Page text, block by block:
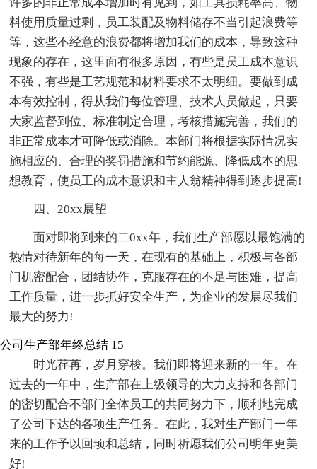
料使用质量过剩，员工装配及物料储存不当引起浪费等
等，这些不经意的浪费都将增加我们的成本，导致这种
现象的存在，这里面有很多原因，有些是员工成本意识
不强，有些是工艺规范和材料要求不太明细。要做到成
本有效控制，得从我们每位管理、技术人员做起，只要
大家监督到位、标准制定合理，考核措施完善，我们的
非正常成本才可降低或消除。本部门将根据实际情况实
施相应的、合理的奖罚措施和节约能源、降低成本的思
想教育，使员工的成本意识和主人翁精神得到逐步提高!
四、20xx展望
面对即将到来的二0xx年，我们生产部愿以最饱满的
热情对待新年的每一天，在现有的基础上，积极与各部
门机密配合，团结协作，克服存在的不足与困难，提高
工作质量，进一步抓好安全生产，为企业的发展尽我们
最大的努力!
公司生产部年终总结 15
时光荏苒，岁月穿梭。我们即将迎来新的一年。在
过去的一年中，生产部在上级领导的大力支持和各部门
的密切配合不部门全体员工的共同努力下，顺利地完成
了公司下达的各项生产任务。在此，我对生产部门一年
来的工作予以回顼和总结，同时祈愿我们公司明年更美
好!